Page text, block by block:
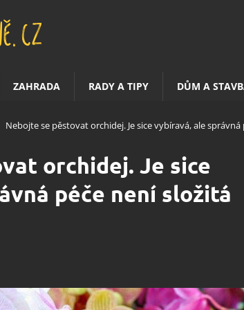
ZAHRADA RADY A TIPY DŮM A
Nebojte se pěstovat orchidej. Je sice vybíravá, ale správná
orchidej. Je sice
péče není složitá